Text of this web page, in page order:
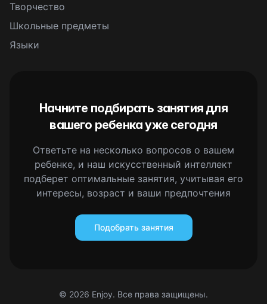
Творчество
Школьные предметы
Языки
Начните подбирать занятия для
вашего ребенка уже сегодня
Ответьте на несколько вопросов о вашем
ребенке, и наш искусственный интеллект
подберет оптимальные занятия, учитывая его
интересы, возраст и ваши предпочтения
Подобрать занятия
© 2026 Enjoy. Все права защищены.